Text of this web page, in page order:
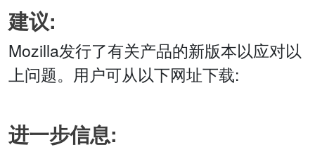
建议:
Mozilla发行了有关产品的新版本以应对以
上问题。用户可从以下网址下载:
进一步信息: